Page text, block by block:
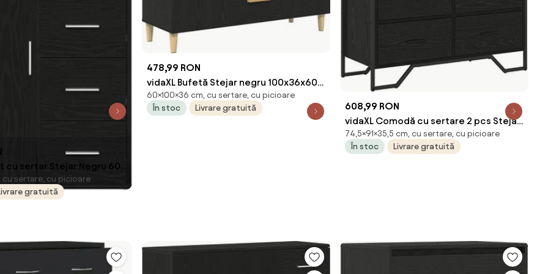
cu sertar Stejar Negru 60 x
compozit
cu sertare, cu picioare
gratuită
478,99 RON
vidaXL Bufetă Stejar negru 100x36x60
cm lemn prelucrat
60×100×36 cm, cu sertare, cu picioare
În stoc
Livrare gratuită
608,99 RON
vidaXL Comodă cu sertare 2 pcs Stejar
Negru 91 x 35,5 x 74,5 cm
74,5×91×35,5 cm, cu sertare, cu picioare
În stoc
Livrare gratuită